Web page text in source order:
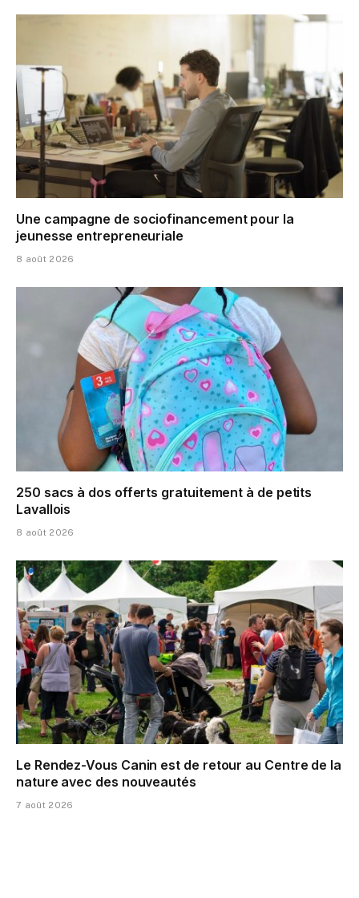
Une campagne de sociofinancement pour la
jeunesse entrepreneuriale
8 août 2026
250 sacs à dos offerts gratuitement à de petits
Lavallois
8 août 2026
Le Rendez-Vous Canin est de retour au Centre de la
nature avec des nouveautés
7 août 2026